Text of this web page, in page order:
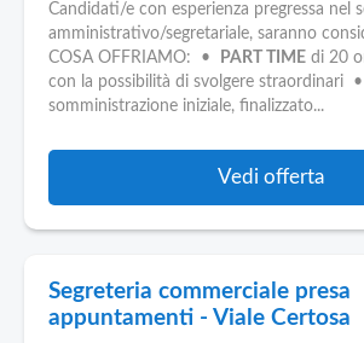
Candidati/e con esperienza pregressa nel
amministrativo/segretariale, saranno
COSA OFFRIAMO: •
PART TIME di 20
con la possibilità di svolgere straordinari
somministrazione iniziale, finalizzato...
Vedi offerta
Segreteria commerciale presa
appuntamenti - Viale Certosa